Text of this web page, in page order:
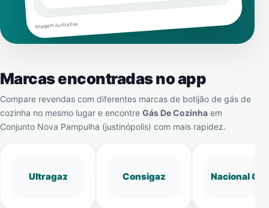
Imagem ilustrativa
Marcas encontradas no app
Compare revendas com diferentes marcas de botijão de gás de
cozinha no mesmo lugar e encontre Gás De Cozinha em
Conjunto Nova Pampulha (justinópolis) com mais rapidez.
Ultragaz Consigaz Nacional Gás